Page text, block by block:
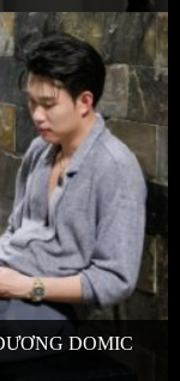
DOMIC